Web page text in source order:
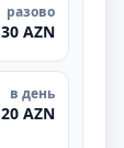
разово
30 AZN
в день
20 AZN